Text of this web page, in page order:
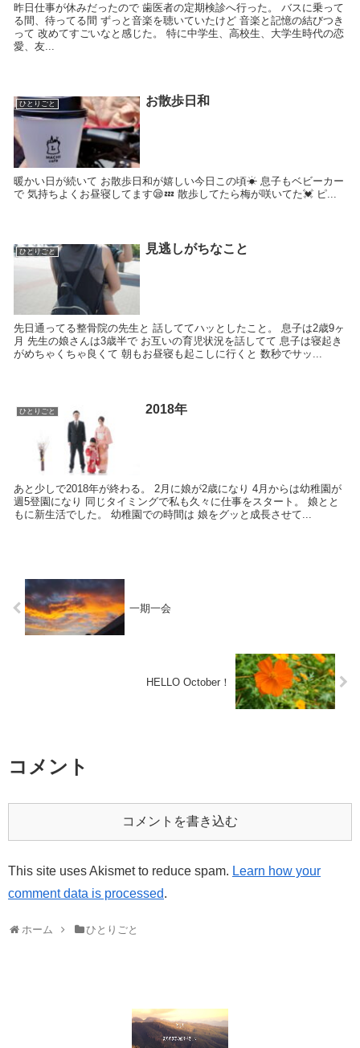
昨日仕事が休みだったので 歯医者の定期検診へ行った。 バスに乗って
る間、待ってる間 ずっと音楽を聴いていたけど 音楽と記憶の結びつき
って 改めてすごいなと感じた。 特に中学生、高校生、大学生時代の恋
愛、友...
ひとりごと お散歩日和
暖かい日が続いて お散歩日和が嬉しい今日この頃☀ 息子もベビーカー
で 気持ちよくお昼寝してます😪💤 散歩してたら梅が咲いてた💓 ピ...
ひとりごと 見逃しがちなこと
先日通ってる整骨院の先生と 話しててハッとしたこと。 息子は2歳9ヶ
月 先生の娘さんは3歳半で お互いの育児状況を話してて 息子は寝起き
がめちゃくちゃ良くて 朝もお昼寝も起こしに行くと 数秒でサッ...
ひとりごと 2018年
あと少しで2018年が終わる。 2月に娘が2歳になり 4月からは幼稚園が
週5登園になり 同じタイミングで私も久々に仕事をスタート。 娘とと
もに新生活でした。 幼稚園での時間は 娘をグッと成長させて...
一期一会
HELLO October！
コメント
コメントを書き込む
This site uses Akismet to reduce spam. Learn how your
comment data is processed.
ホーム ひとりごと